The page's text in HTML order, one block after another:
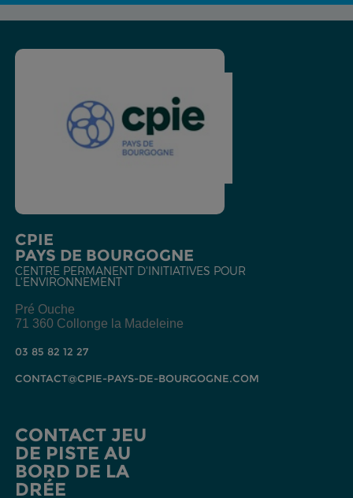
CPIE
PAYS DE BOURGOGNE
CENTRE PERMANENT D'INITIATIVES POUR
L'ENVIRONNEMENT
Pré Ouche
71 360 Collonge la Madeleine
03 85 82 12 27
CONTACT@CPIE-PAYS-DE-BOURGOGNE.COM
CONTACT JEU
DE PISTE AU
BORD DE LA
DRÉE